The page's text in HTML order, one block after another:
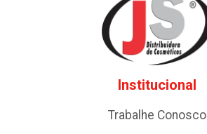
Institucional
Trabalhe Conosco